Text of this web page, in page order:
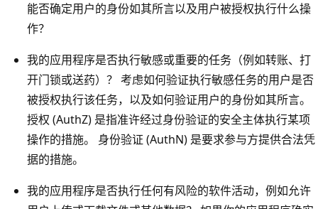
能否确定用户的身份如其所言以及用户被授权执行什么操
作？
我的应用程序是否执行敏感或重要的任务（例如转账、打
开门锁或送药）？ 考虑如何验证执行敏感任务的用户是否
被授权执行该任务，以及如何验证用户的身份如其所言。
授权 (AuthZ) 是指准许经过身份验证的安全主体执行某项
操作的措施。 身份验证 (AuthN) 是要求参与方提供合法凭
据的措施。
我的应用程序是否执行任何有风险的软件活动，例如允许